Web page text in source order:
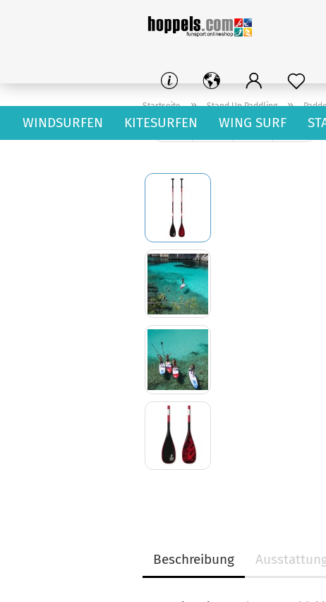
WINDSURFEN KITESURFEN WING SURF
Startseite » Stand Up Paddling »
Beschreibung